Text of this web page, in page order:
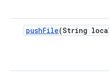
pushFile(String